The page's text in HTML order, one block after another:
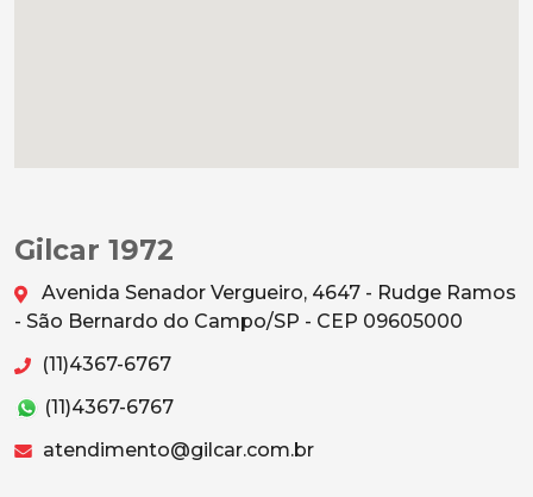
Gilcar 1972
Avenida Senador Vergueiro, 4647 - Rudge Ramos
- São Bernardo do Campo/SP - CEP 09605000
(11)4367-6767
(11)4367-6767
atendimento@gilcar.com.br